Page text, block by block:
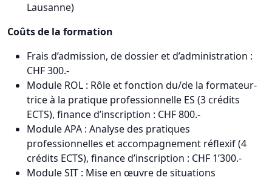
Lausanne)
Coûts de la formation
Frais d’admission, de dossier et d’administration :
CHF 300.-
Module ROL : Rôle et fonction du/de la formateur-
trice à la pratique professionnelle ES (3 crédits
ECTS), finance d’inscription : CHF 800.-
Module APA : Analyse des pratiques
professionnelles et accompagnement réflexif (4
crédits ECTS), finance d’inscription : CHF 1’300.-
Module SIT : Mise en œuvre de situations